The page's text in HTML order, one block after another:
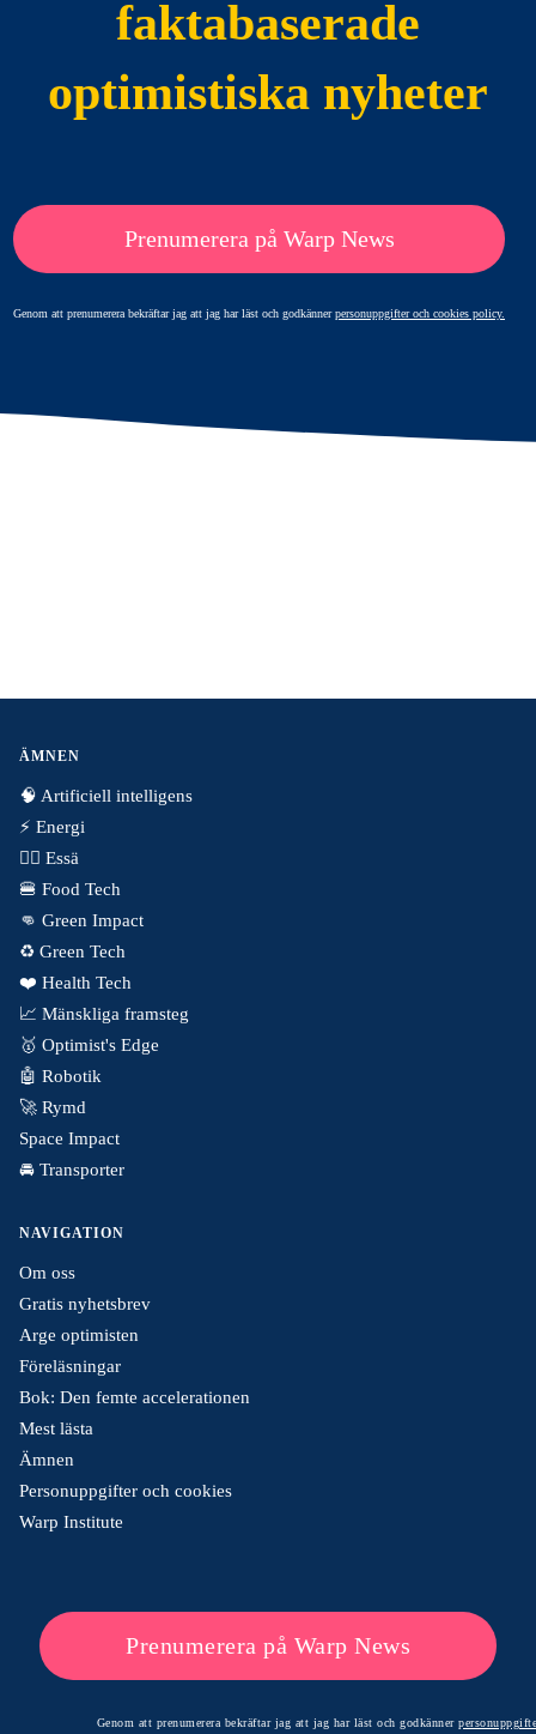
faktabaserade
optimistiska nyheter
Prenumerera på Warp News
Genom att prenumerera bekräftar jag att jag har läst och godkännerpersonuppgifter och cookies policy.
ÄMNEN
🧠 Artificiell intelligens
⚡️ Energi
✍🏼 Essä
🍔 Food Tech
👊 Green Impact
♻️ Green Tech
❤️ Health Tech
📈 Mänskliga framsteg
🥇 Optimist's Edge
🤖 Robotik
🚀 Rymd
Space Impact
🚘 Transporter
NAVIGATION
Om oss
Gratis nyhetsbrev
Arge optimisten
Föreläsningar
Bok: Den femte accelerationen
Mest lästa
Ämnen
Personuppgifter och cookies
Warp Institute
Prenumerera på Warp News
Genom att prenumerera bekräftar jag att jag har läst och godkänner